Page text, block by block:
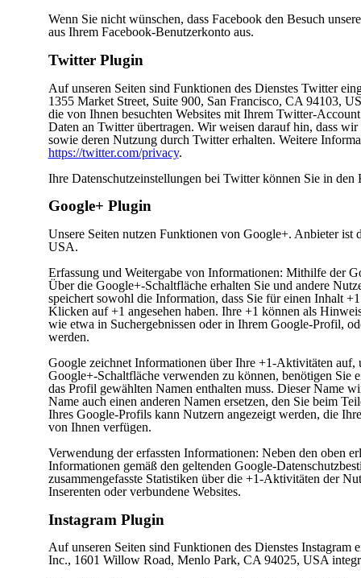
Wenn Sie nicht wünschen, dass Facebook den Besuch
aus Ihrem Facebook-Benutzerkonto aus.
Twitter Plugin
Auf unseren Seiten sind Funktionen des Dienstes Twitter
1355 Market Street, Suite 900, San Francisco, CA 94103,
die von Ihnen besuchten Websites mit Ihrem Twitter-
Daten an Twitter übertragen. Wir weisen darauf hin, dass
sowie deren Nutzung durch Twitter erhalten. Weitere
https://twitter.com/privacy.
Ihre Datenschutzeinstellungen bei Twitter können Sie in
Google+ Plugin
Unsere Seiten nutzen Funktionen von Google+. Anbieter
USA.
Erfassung und Weitergabe von Informationen: Mithilfe der
Über die Google+-Schaltfläche erhalten Sie und andere
speichert sowohl die Information, dass Sie für einen Inhalt
Klicken auf +1 angesehen haben. Ihre +1 können als
wie etwa in Suchergebnissen oder in Ihrem Google-Profil,
werden.
Google zeichnet Informationen über Ihre +1-Aktivitäten auf,
Google+-Schaltfläche verwenden zu können, benötigen
das Profil gewählten Namen enthalten muss. Dieser Name
Name auch einen anderen Namen ersetzen, den Sie beim
Ihres Google-Profils kann Nutzern angezeigt werden, die
von Ihnen verfügen.
Verwendung der erfassten Informationen: Neben den oben
Informationen gemäß den geltenden Google-
zusammengefasste Statistiken über die +1-Aktivitäten der
Inserenten oder verbundene Websites.
Instagram Plugin
Auf unseren Seiten sind Funktionen des Dienstes
Inc., 1601 Willow Road, Menlo Park, CA 94025, USA